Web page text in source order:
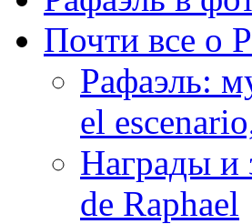
Почти все о
Рафаэль:
el
Награды и
de Raphael